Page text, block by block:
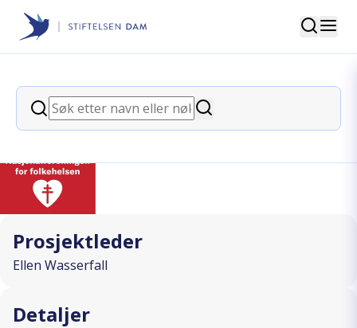
Stiftelsen Dam
Søk
Søk
Søk
back
Kultur for minner
Prosjektleder
Ellen Wasserfall
Detaljer